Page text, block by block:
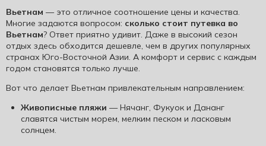
Вьетнам — это отличное соотношение цены и качества.
Многие задаются вопросом: сколько стоит путевка во
Вьетнам? Ответ приятно удивит. Даже в высокий сезон
отдых здесь обходится дешевле, чем в других популярных
странах Юго-Восточной Азии. А комфорт и сервис с каждым
годом становятся только лучше.
Вот что делает Вьетнам привлекательным направлением:
Живописные пляжи — Нячанг, Фукуок и Дананг
славятся чистым морем, мелким песком и ласковым
солнцем.